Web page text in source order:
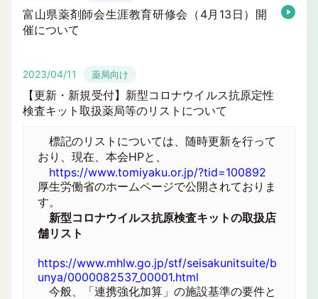
富山県薬剤師会生涯教育研修会（4月13日）開
催について
2023/04/11 薬局向け
【更新・新規受付】新型コロナウイルス抗原定性
検査キット取扱薬局等のリストについて
標記のリストについては、随時更新を行って
おり、現在、本会HPと、
https://www.tomiyaku.or.jp/?tid=100892
厚生労働省のホームページで公開されておりま
す。
新型コロナウイルス抗原検査キットの取扱店
舗リスト
https://www.mhlw.go.jp/stf/seisakunitsuite/b
unya/0000082537_00001.html
今般、「連携強化加算」 の施設基準の要件と